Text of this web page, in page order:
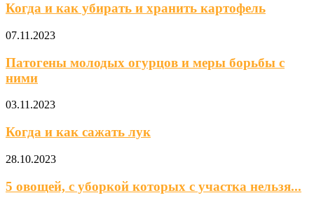
Когда и как убирать и хранить картофель
07.11.2023
Патогены молодых огурцов и меры борьбы с
ними
03.11.2023
Когда и как сажать лук
28.10.2023
5 овощей, с уборкой которых с участка нельзя...